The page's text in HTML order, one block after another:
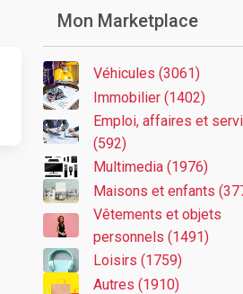
Mon Marketplace
Véhicules (3061)
Immobilier (1402)
Emploi, affaires et
(592)
Multimedia (1976)
Maisons et enfants
Vêtements et objets
personnels (1491)
Loisirs (1759)
Autres (1910)